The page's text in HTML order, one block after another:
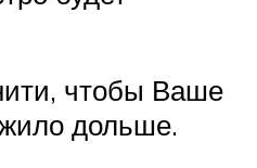
чтобы Ваше
дольше.